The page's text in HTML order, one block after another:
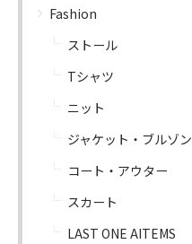
Fashion
ストール
Tシャツ
ニット
ジャケット・ブルゾン
コート・アウター
スカート
LAST ONE AITEMS